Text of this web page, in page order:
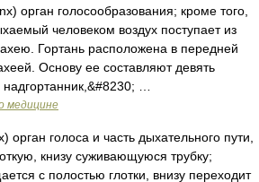
орган голосообразования; кроме того,
человеком воздух поступает из
Гортань расположена в передней
Основу ее составляют девять
…
медицине
орган голоса и часть дыхательного пути,
книзу суживающуюся трубку;
с полостью глотки, внизу переходит